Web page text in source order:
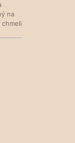
na